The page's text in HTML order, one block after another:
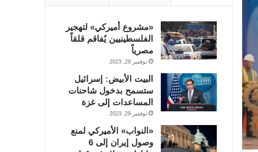
«مشروع أميركي» لتهجير
الفلسطينيين يُفاقم قلقاً
مصرياً
نوفمبر 29, 2023
البيت الأبيض: إسرائيل
ستسمح بدخول شاحنات
المساعدات إلى غزة
نوفمبر 29, 2023
«النواب» الأميركي لمنع
وصول إيران إلى 6